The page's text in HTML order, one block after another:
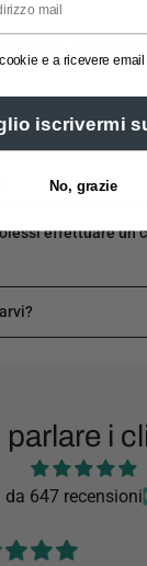
ordine?
effettuare un
i
da 647 recensioni
e a ricevere email
iscrivermi
No, grazie